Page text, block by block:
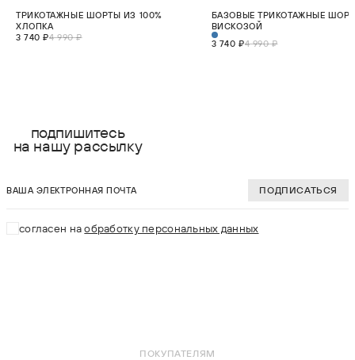
НОВИНКА
M
ТРИКОТАЖНЫЕ ШОРТЫ ИЗ 100%
ХЛОПКА
3 740 ₽4 990 ₽
НОВИНКА
БАЗОВЫЕ ТРИКОТАЖНЫЕ
ВИСКОЗОЙ
3 740 ₽4 990 ₽
подпишитесь
на нашу рассылку
ПОДПИСАТЬСЯ
согласен наобработку персональных данных
ПОКУПАТЕЛЯМ